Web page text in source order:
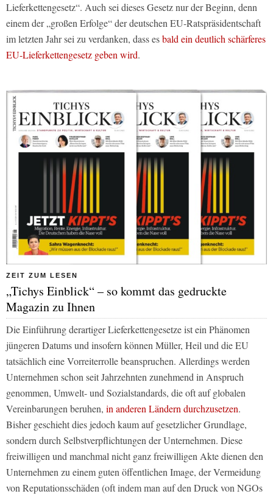
Lieferkettengesetz“. Auch sei dieses Gesetz nur der Beginn, denn
einem der „großen Erfolge“ der deutschen EU-Ratspräsidentschaft
im letzten Jahr sei zu verdanken, dass esbald ein deutlich schärferes
EU-Lieferkettengesetz geben wird.
ZEIT ZUM LESEN
„Tichys Einblick“ – so kommt das gedruckte
Magazin zu Ihnen
Die Einführung derartiger Lieferkettengesetze ist ein Phänomen
jüngeren Datums und insofern können Müller, Heil und die EU
tatsächlich eine Vorreiterrolle beanspruchen. Allerdings werden
Unternehmen schon seit Jahrzehnten zunehmend in Anspruch
genommen, Umwelt- und Sozialstandards, die oft auf globalen
Vereinbarungen beruhen, in anderen Ländern durchzusetzen.
Bisher geschieht dies jedoch kaum auf gesetzlicher Grundlage,
sondern durch Selbstverpflichtungen der Unternehmen. Diese
freiwilligen und manchmal nicht ganz freiwilligen Akte dienen den
Unternehmen zu einem guten öffentlichen Image, der Vermeidung
von Reputationsschäden (oft indem man auf den Druck von NGOs